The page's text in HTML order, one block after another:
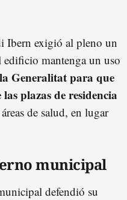
Ibern exigió al pleno un
mantenga un uso
Generalitat para que
plazas de residencia
de salud, en lugar
municipal
defendió su